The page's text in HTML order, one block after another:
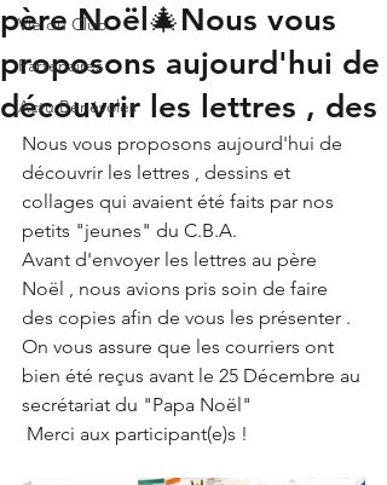
Vie du Club
Partenaires
Actu Bénévoles
père Noël🎄Nous vous
proposons aujourd'hui de
découvrir les lettres , des
Nous vous proposons aujourd'hui de
découvrir les lettres , dessins et
collages qui avaient été faits par nos
petits "jeunes" du C.B.A.
Avant d'envoyer les lettres au père
Noël , nous avions pris soin de faire
des copies afin de vous les présenter .
On vous assure que les courriers ont
bien été reçus avant le 25 Décembre au
secrétariat du "Papa Noël"
Merci aux participant(e)s !